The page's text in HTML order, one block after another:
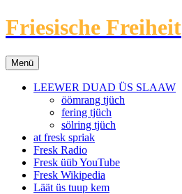
Friesische Freiheit
Menü Zum
Inhalt
springen
LEEWER DUAD ÜS SLAAW
öömrang tjüch
fering tjüch
sölring tjüch
at fresk spriak
Fresk Radio
Fresk üüb YouTube
Fresk Wikipedia
Läät üs tuup kem